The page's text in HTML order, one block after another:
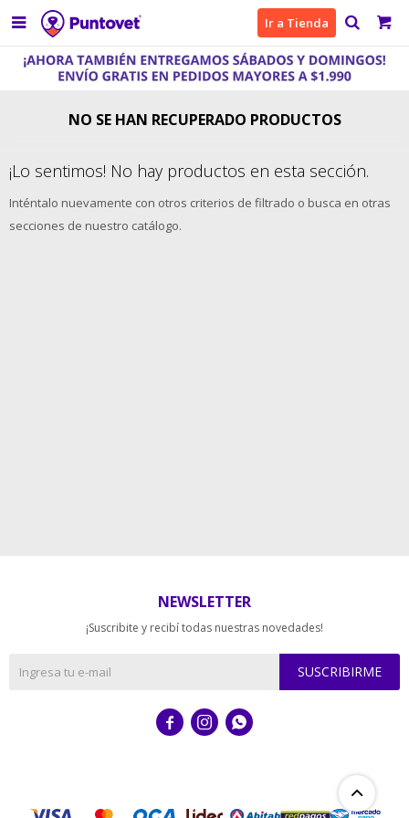
 Ir a Tienda
NO SE HAN RECUPERADO PRODUCTOS
¡Lo sentimos! No hay productos en esta sección.
Inténtalo nuevamente con otros criterios de filtrado o busca en otras
secciones de nuestro catálogo.
NEWSLETTER
¡Suscribite y recibí todas nuestras novedades!
SUSCRIBIRME
  